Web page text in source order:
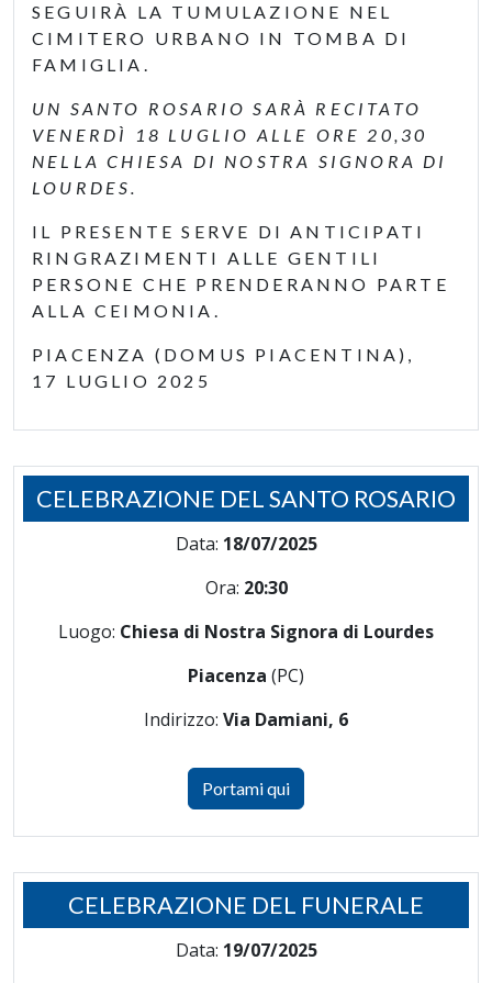
SEGUIRÀ LA TUMULAZIONE NEL
CIMITERO URBANO IN TOMBA DI
FAMIGLIA.
UN SANTO ROSARIO SARÀ RECITATO
VENERDÌ 18 LUGLIO ALLE ORE 20,30
NELLA CHIESA DI NOSTRA SIGNORA DI
LOURDES.
IL PRESENTE SERVE DI ANTICIPATI
RINGRAZIMENTI ALLE GENTILI
PERSONE CHE PRENDERANNO PARTE
ALLA CEIMONIA.
PIACENZA (DOMUS PIACENTINA),
17 LUGLIO 2025
CELEBRAZIONE DEL SANTO ROSARIO
Data: 18/07/2025
Ora: 20:30
Luogo: Chiesa di Nostra Signora di Lourdes
Piacenza (PC)
Indirizzo: Via Damiani, 6
Portami qui
CELEBRAZIONE DEL FUNERALE
Data: 19/07/2025